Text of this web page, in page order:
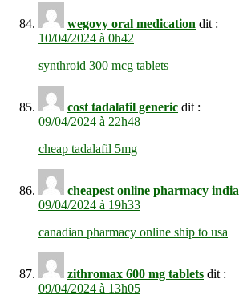
wegovy oral medication dit :
10/04/2024 à 0h42
synthroid 300 mcg tablets
cost tadalafil generic dit :
09/04/2024 à 22h48
cheap tadalafil 5mg
cheapest online pharmacy india
09/04/2024 à 19h33
canadian pharmacy online ship to usa
zithromax 600 mg tablets dit :
09/04/2024 à 13h05